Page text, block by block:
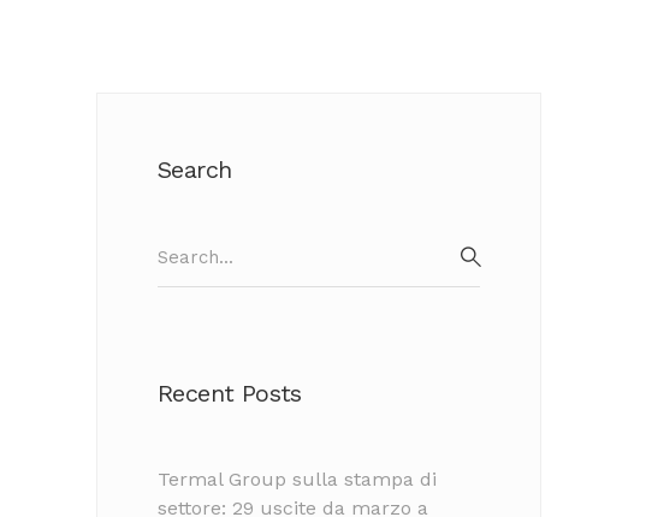
Search
for:
Recent Posts
Termal Group sulla stampa di
settore: 29 uscite da marzo a